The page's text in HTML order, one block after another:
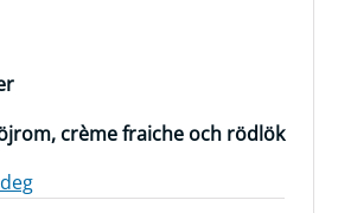
crème fraiche och rödlök